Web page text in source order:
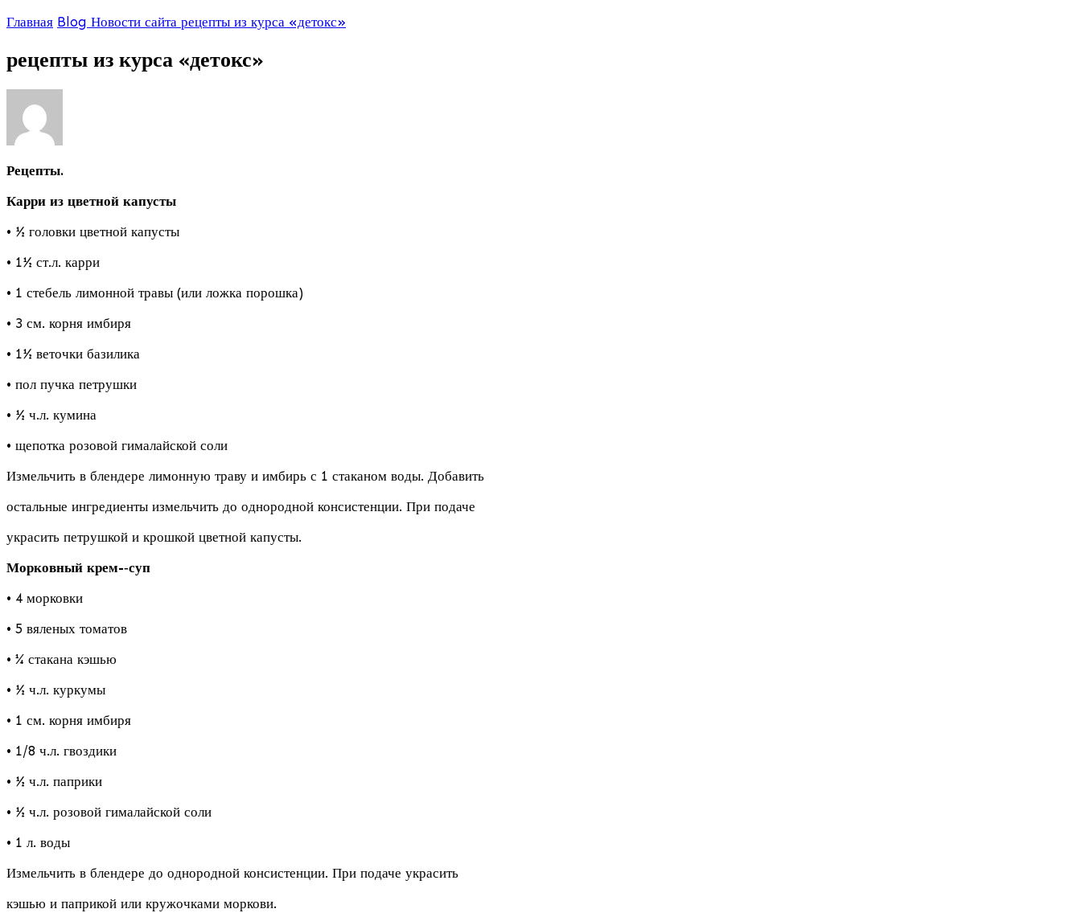
Главная Blog Новости сайта рецепты из курса «детокс»
рецепты из курса «детокс»
Рецепты.
Карри из цветной капусты
• ½ головки цветной капусты
• 1½ ст.л. карри
• 1 стебель лимонной травы (или ложка порошка)
• 3 см. корня имбиря
• 1½ веточки базилика
• пол пучка петрушки
• ½ ч.л. кумина
• щепотка розовой гималайской соли
Измельчить в блендере лимонную траву и имбирь с 1 стаканом воды. Добавить
остальные ингредиенты измельчить до однородной консистенции. При подаче
украсить петрушкой и крошкой цветной капусты.
Морковный крем-­‐суп
• 4 морковки
• 5 вяленых томатов
• ¼ стакана кэшью
• ½ ч.л. куркумы
• 1 см. корня имбиря
• 1/8 ч.л. гвоздики
• ½ ч.л. паприки
• ½ ч.л. розовой гималайской соли
• 1 л. воды
Измельчить в блендере до однородной консистенции. При подаче украсить
кэшью и паприкой или кружочками моркови.